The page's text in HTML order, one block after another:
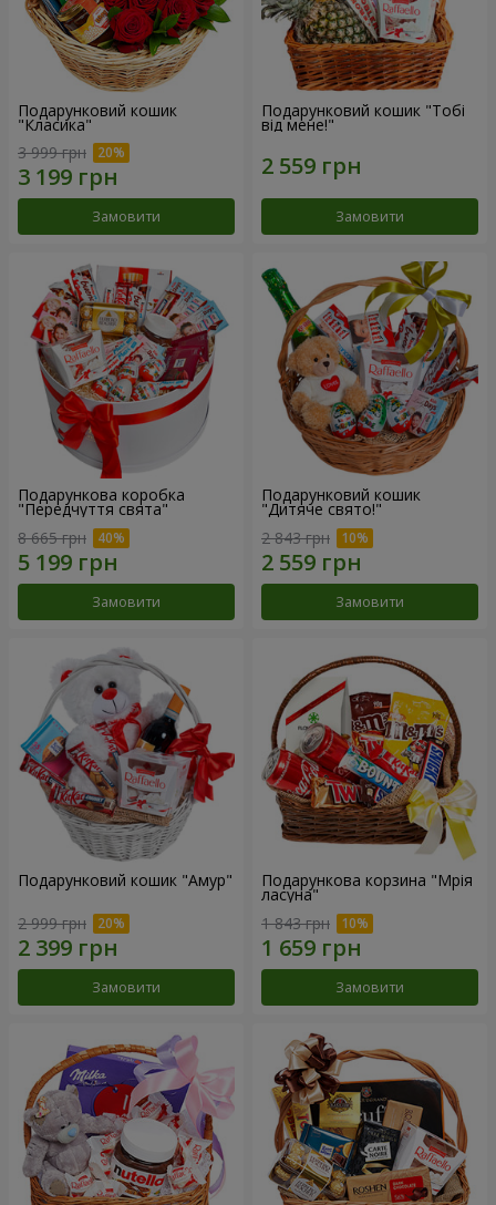
Подарунковий кошик
"Класика"
3 999 грн
Замовити
Подарунковий кошик "Тобі
від мене!"
Замовити
Подарункова коробка
"Передчуття свята"
8 665 грн
Замовити
Подарунковий кошик
"Дитяче свято!"
2 843 грн
Замовити
Подарунковий кошик "Амур"
2 999 грн
Замовити
Подарункова корзина "Мрія
ласуна"
1 843 грн
Замовити